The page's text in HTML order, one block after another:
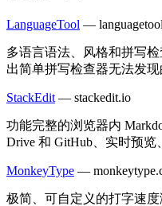
LanguageTool —
多语言语法、风格和拼写
出简单拼写检查器无法发现
StackEdit — stackedit.io
功能完整的浏览器内
Drive 和 GitHub、实时预览
MonkeyType —
极简、可自定义的打字速